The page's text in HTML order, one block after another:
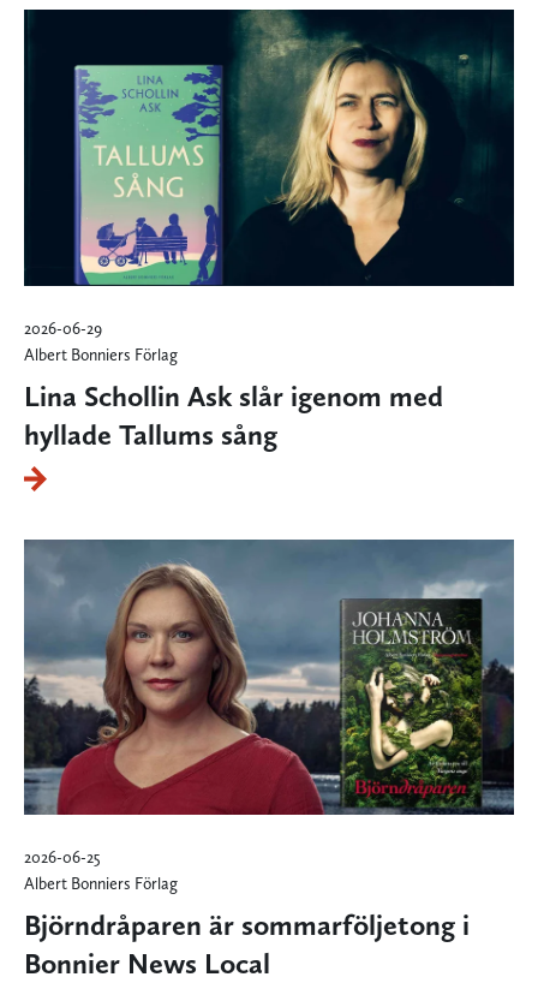
2026-06-29
Albert Bonniers Förlag
Lina Schollin Ask slår igenom med
hyllade Tallums sång
2026-06-25
Albert Bonniers Förlag
Björndråparen är sommarföljetong i
Bonnier News Local